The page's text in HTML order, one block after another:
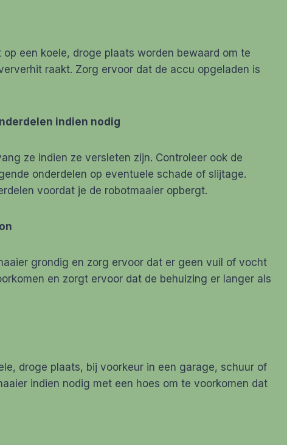
een koele, droge plaats worden bewaard om te
raakt. Zorg ervoor dat de accu opgeladen is
indien nodig
ze indien ze versleten zijn. Controleer ook de
onderdelen op eventuele schade of slijtage.
voordat je de robotmaaier opbergt.
grondig en zorg ervoor dat er geen vuil of vocht
en zorgt ervoor dat de behuizing er langer als
droge plaats, bij voorkeur in een garage, schuur of
indien nodig met een hoes om te voorkomen dat